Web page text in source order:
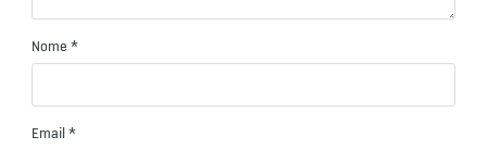
Nome *
Email*